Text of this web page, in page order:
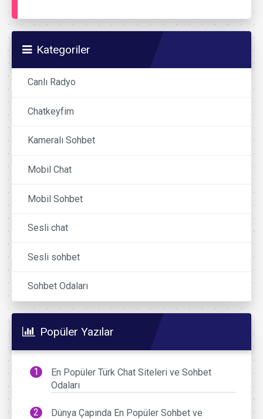
Kategoriler
Canlı Radyo
Chatkeyfim
Kameralı Sohbet
Mobil Chat
Mobil Sohbet
Sesli chat
Sesli sohbet
Sohbet Odaları
Popüler Yazılar
En Popüler Türk Chat Siteleri ve Sohbet
Odaları
Dünya Çapında En Popüler Sohbet ve